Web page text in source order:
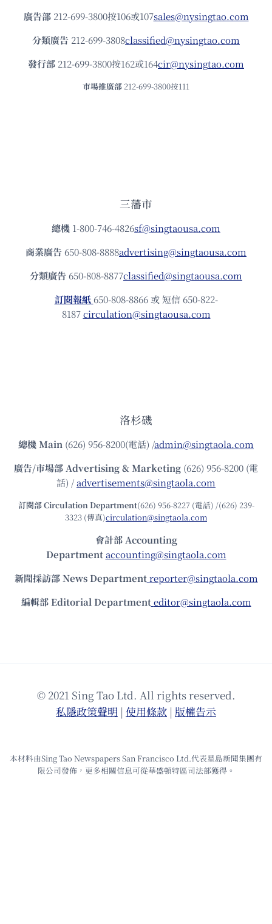
廣告部212-699-3800按106或107sales@nysingtao.com
分類廣告 212-699-3808classified@nysingtao.com
發⾏部 212-699-3800按162或164cir@nysingtao.com
市場推廣部 212-699-3800按111
三藩市
總機 1-800-746-4826sf@singtaousa.com
商業廣告 650-808-8888advertising@singtaousa.com
分類廣告 650-808-8877classified@singtaousa.com
訂閱報紙 650-808-8866 或 短信 650-822-
8187circulation@singtaousa.com
洛杉磯
總機Main (626) 956-8200(電話) /admin@singtaola.com
廣告/市場部Advertising & Marketing (626) 956-8200 (電
話) /advertisements@singtaola.com
訂閱部 Circulation Department(626) 956-8227 (電話) /(626) 239-
3323 (傳真)circulation@singtaola.com
會計部 Accounting
Department accounting@singtaola.com
新聞採訪部 News Department reporter@singtaola.com
編輯部 Editorial Department editor@singtaola.com
© 2021 Sing Tao Ltd. All rights reserved.
私隱政策聲明 | 使⽤條款 | 版權告⽰
本材料由Sing Tao Newspapers San Francisco Ltd.代表星島新聞集團有
限公司發佈，更多相關信息可從華盛頓特區司法部獲得。